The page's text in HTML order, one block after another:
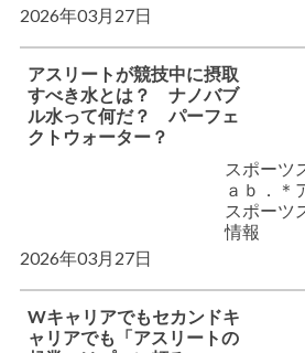
2026年03月27日
アスリートが競技中に摂取
すべき水とは？ ナノバブ
ル水って何だ？ パーフェ
クトウォーター？
スポーツ
ａｂ．＊
スポーツ
情報
2026年03月27日
Wキャリアでもセカンドキ
ャリアでも「アスリートの